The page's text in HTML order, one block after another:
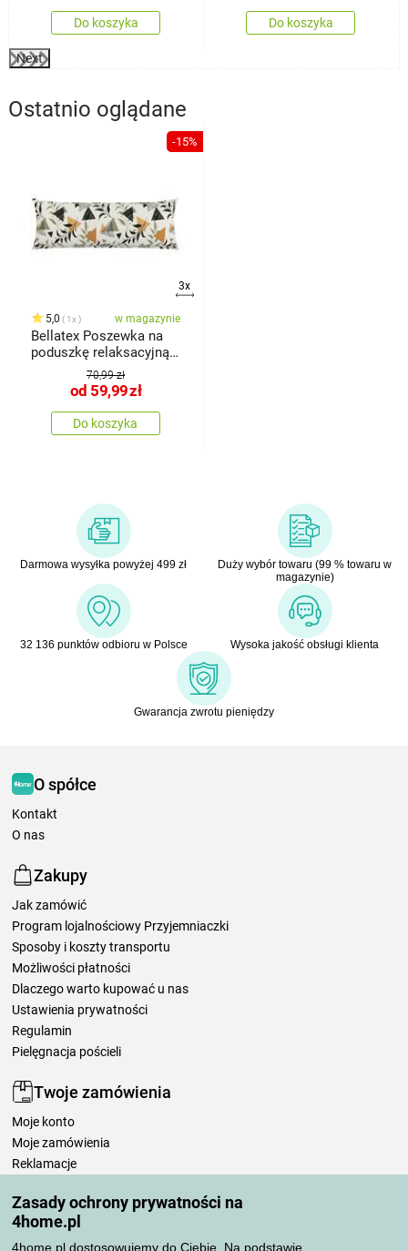
Zasady ochrony prywatności na
4home.pl
4home.pl dostosowujemy do Ciebie. Na podstawie
Do koszyka Do koszyka
Next
Ostatnio oglądane
-15%
3x
5,0 1x w magazynie
Bellatex Poszewka na
poduszkę relaksacyjną
70,99 zł
od 59,99zł
Do koszyka
Darmowa wysyłka powyżej 499 zł
Duży wybór towaru (99 % towaru w
magazynie)
32 136 punktów odbioru w Polsce Wysoka jakość obsługi klienta
Gwarancja zwrotu pieniędzy
O spółce
Kontakt
O nas
Zakupy
Jak zamówić
Program lojalnościowy Przyjemniaczki
Sposoby i koszty transportu
Możliwości płatności
Dlaczego warto kupować u nas
Ustawienia prywatności
Regulamin
Pielęgnacja pościeli
Twoje zamówienia
Moje konto
Moje zamówienia
Reklamacje
Zasady przetwarzania recenzji